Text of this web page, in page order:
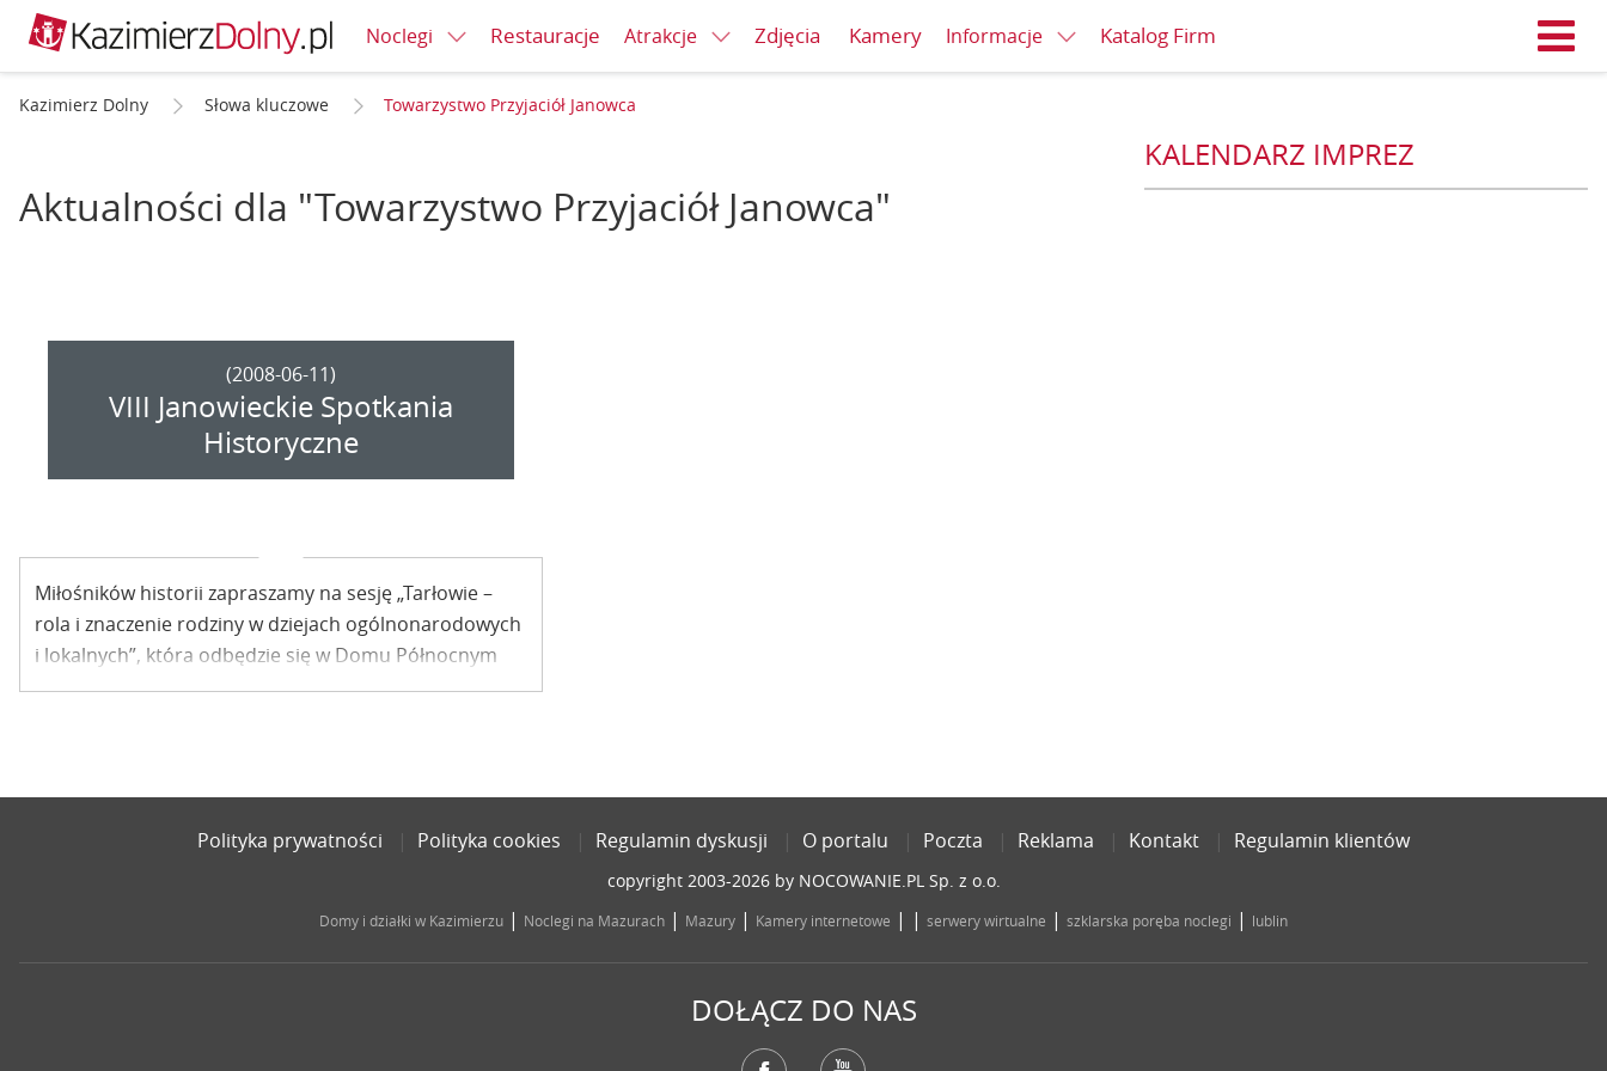
Noclegi Restauracje Atrakcje Zdjęcia Kamery Informacje Katalog Firm
Kazimierz Dolny Słowa kluczowe Towarzystwo Przyjaciół Janowca
Aktualności dla "Towarzystwo Przyjaciół Janowca"
(2008-06-11)
VIII Janowieckie Spotkania
Historyczne
Miłośników historii zapraszamy na sesję „Tarłowie –
rola i znaczenie rodziny w dziejach ogólnonarodowych
i lokalnych”, która odbędzie się w Domu Północnym
Zamku w Janowcu w ramach VIII Janowieckich Spotkań
KALENDARZ IMPREZ
Polityka prywatności Polityka cookies Regulamin dyskusji O portalu Poczta Reklama Kontakt Regulamin klientów
copyright 2003-2026 by NOCOWANIE.PL Sp. z o.o.
Domy i działki w Kazimierzu | Noclegi na Mazurach | Mazury | Kamery internetowe | | serwery wirtualne | szklarska poręba noclegi | lublin
DOŁĄCZ DO NAS